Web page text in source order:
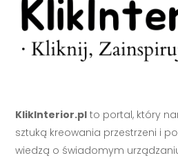
KlikInterior.pl to portal, który
sztuką kreowania przestrzeni i
wiedzą o świadomym